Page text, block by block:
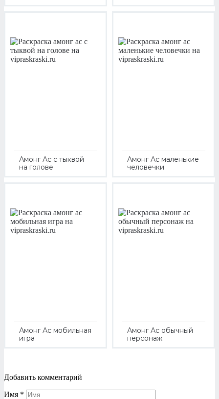
Амонг Ас с тыквой
на голове
Амонг Ас маленькие
человечки
Амонг Ас мобильная
игра
Амонг Ас обычный
персонаж
Добавить комментарий
Имя *